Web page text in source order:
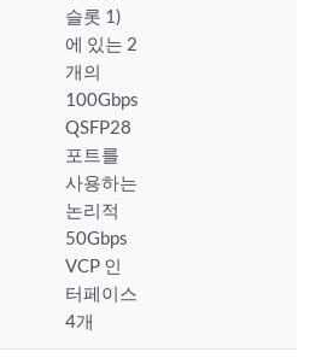
슬롯 1)
에 있는 2
개의
100Gbps
QSFP28
포트를
사용하는
논리적
50Gbps
VCP 인
터페이스
4개